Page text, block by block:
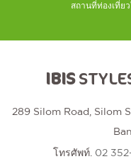
สถานที่ท่องเที่ย
IBIS
289 Silom Road, Silom
โทรศัพท์. 02